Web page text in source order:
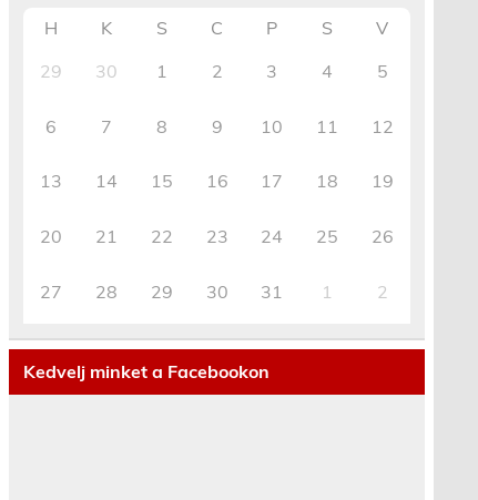
H K S C P S
V
29
30 1 2 3 4 5
6 7 8 9 10 11 12
13 14 15 16 17 18 19
20 21 22 23 24 25 26
27 28 29 30 31 1 2
Kedvelj minket a Facebookon